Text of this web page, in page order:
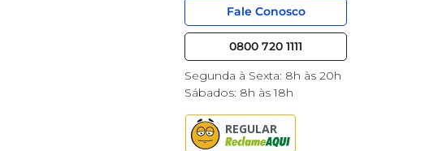
Fale Conosco
0800 720 1111
Segunda à Sexta: 8h às 20h
Sábados: 8h às 18h